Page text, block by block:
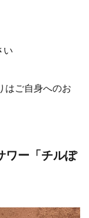
い
はご自身へのお
ワー「チルぽ